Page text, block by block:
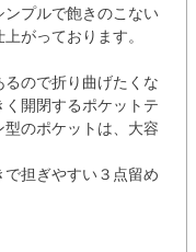
プルで飽きのこない
がっております。
ので折り曲げたくな
開閉するポケットテ
のポケットは、大容
担ぎやすい３点留め